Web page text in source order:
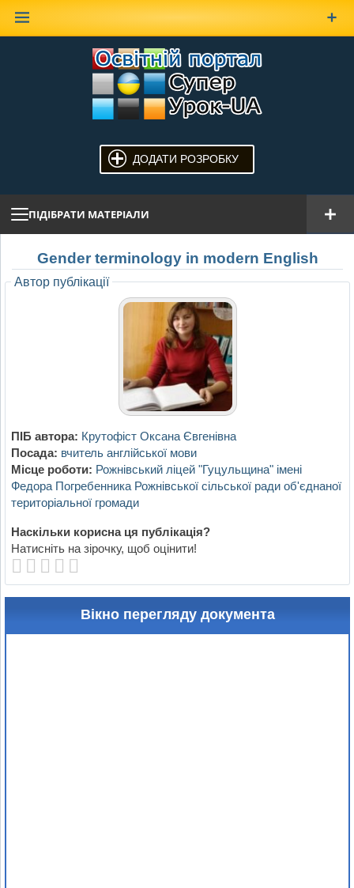
ДОДАТИ РОЗРОБКУ
ПІДІБРАТИ МАТЕРІАЛИ
Gender terminology in modern English
Автор публікації
ПІБ автора: Крутофіст Оксана Євгенівна
Посада: вчитель англійської мови
Місце роботи: Рожнівський ліцей "Гуцульщина" імені
Федора Погребенника Рожнівської сільської ради об'єднаної
територіальної громади
Наскільки корисна ця публікація?
Натисніть на зірочку, щоб оцінити!
Вікно перегляду документа